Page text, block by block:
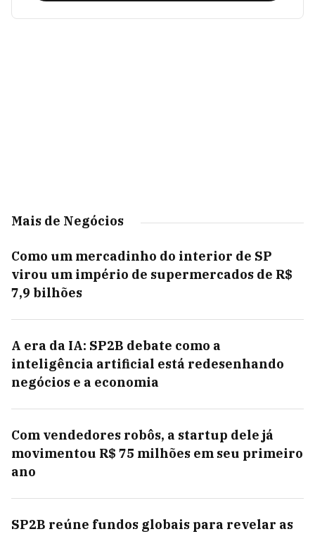
Mais de Negócios
Como um mercadinho do interior de SP
virou um império de supermercados de R$
7,9 bilhões
A era da IA: SP2B debate como a
inteligência artificial está redesenhando
negócios e a economia
Com vendedores robôs, a startup dele já
movimentou R$ 75 milhões em seu primeiro
ano
SP2B reúne fundos globais para revelar as